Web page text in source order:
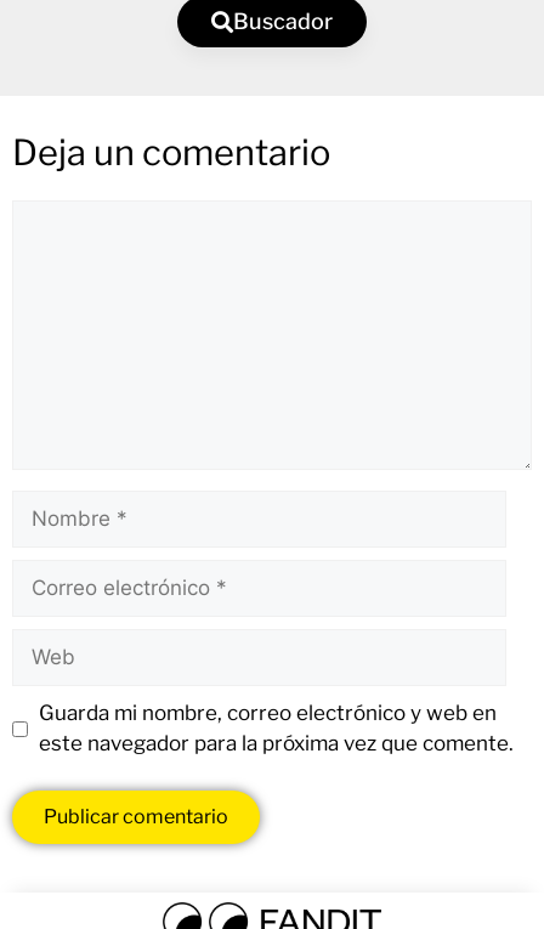
Buscador
Deja un comentario
Guarda mi nombre, correo electrónico y web en
este navegador para la próxima vez que comente.